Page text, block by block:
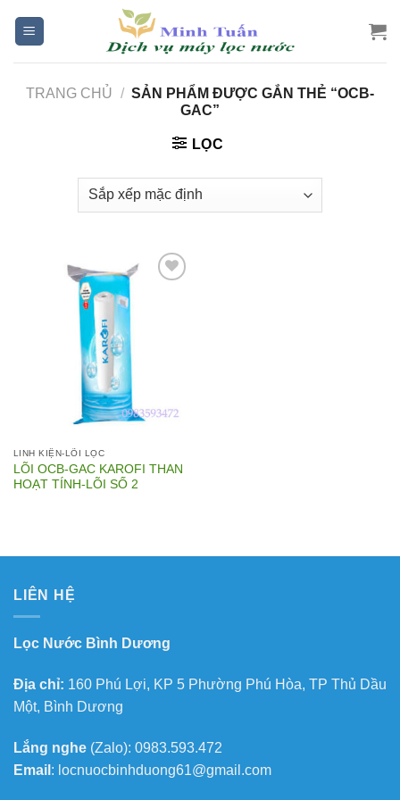
TRANG CHỦ / SẢN PHẨM ĐƯỢC GẮN THẺ “OCB-
GAC”
LỌC
LINH KIỆN-LÕI LỌC
LÕI OCB-GAC KAROFI THAN
HOẠT TÍNH-LÕI SỐ 2
LIÊN HỆ
Lọc Nước Bình Dương
Địa chỉ: 160 Phú Lợi, KP 5 Phường Phú Hòa, TP Thủ Dầu
Một, Bình Dương
Lắng nghe (Zalo): 0983.593.472
Email : locnuocbinhduong61@gmail.com